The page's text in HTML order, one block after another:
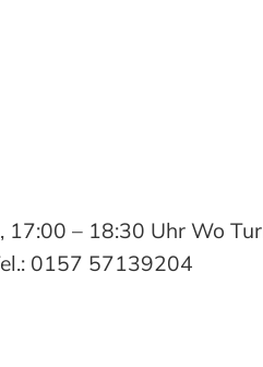
– 18:30 Uhr Wo
0157 57139204